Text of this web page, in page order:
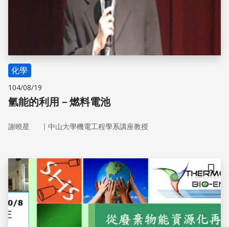
化學
104/08/19
氫能的利用－燃料電池
謝曉星 ｜ 中山大學機電工程學系講座教授
儲存